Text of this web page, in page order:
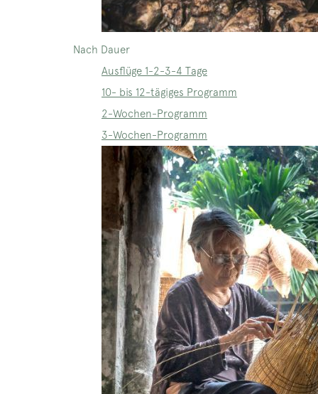
Nach Dauer
Ausflüge 1-2-3-4 Tage
10- bis 12-tägiges Programm
2-Wochen-Programm
3-Wochen-Programm